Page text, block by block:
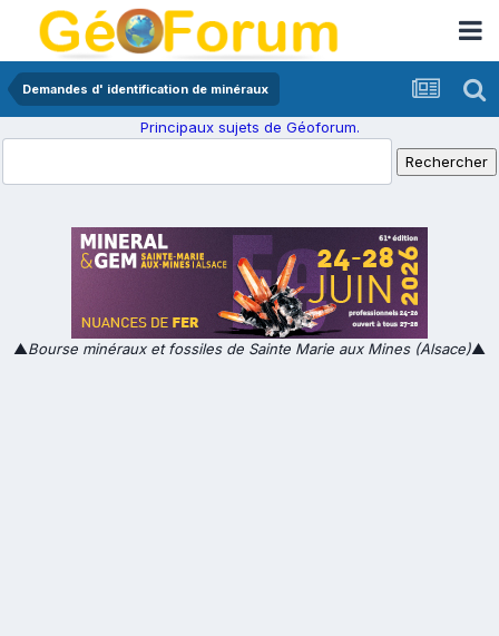
Demandes d' identification de minéraux
Principaux sujets de Géoforum.
▲Bourse minéraux et fossiles de Sainte Marie aux Mines (Alsace)▲